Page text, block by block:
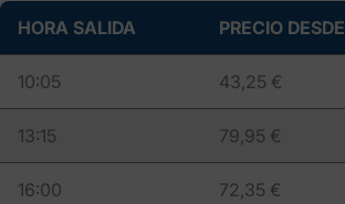
HORA SALIDA PRECIO DESDE
10:05 43,25 €
13:15 79,95 €
16:00 72,35 €